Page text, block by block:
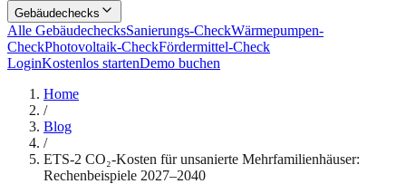
Gebäudechecks
Alle GebäudechecksSanierungs-CheckWärmepumpen-
CheckPhotovoltaik-CheckFördermittel-Check
LoginKostenlos startenDemo buchen
Home
/
Blog
/
ETS-2 CO₂-Kosten für unsanierte Mehrfamilienhäuser:
Rechenbeispiele 2027–2040